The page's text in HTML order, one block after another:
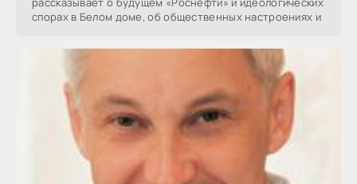
спорах в Белом доме, об общественных настроениях и